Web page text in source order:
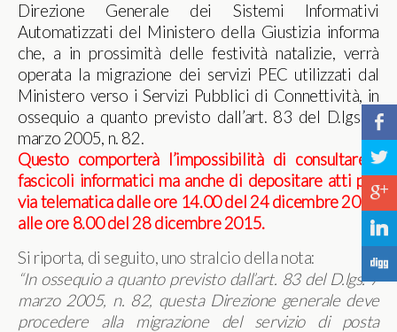
Direzione Generale dei Sistemi Informativi
Automatizzati del Ministero della Giustizia informa
che, a in prossimità delle festività natalizie, verrà
operata la migrazione dei servizi PEC utilizzati dal
Ministero verso i Servizi Pubblici di Connettività, in
ossequio a quanto previsto dall’art. 83 del D.lgs. 7
marzo 2005, n. 82.
Questo comporterà l’impossibilità di consultare i
fascicoli informatici ma anche di depositare atti per
via telematica dalle ore 14.00 del 24 dicembre 2015
alle ore 8.00 del 28 dicembre 2015.
Si riporta, di seguito, uno stralcio della nota:
“In ossequio a quanto previsto dall’art. 83 del D.lgs. 7
marzo 2005, n. 82, questa Direzione generale deve
procedere alla migrazione del servizio di posta
b
a
c
j
F